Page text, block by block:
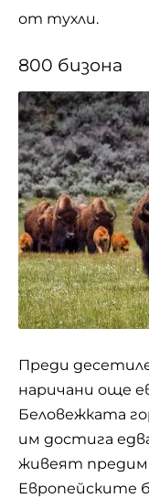
от тухли.
800 бизонa
Преди
наричани още
Беловежката
им достига
живеят
Европейските